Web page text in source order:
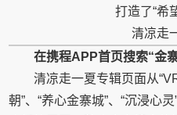
打造了“希
清凉走
在携程APP首页搜索“金
清凉走一夏专辑页面从
朝”、“养心金寨城”、“沉浸心